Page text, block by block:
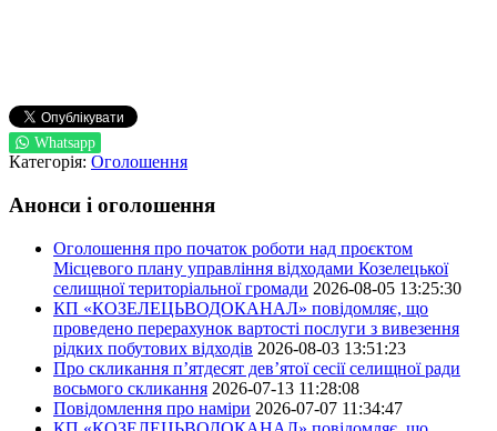
Whatsapp
Категорія: Оголошення
Анонси і оголошення
Оголошення про початок роботи над проєктом
Місцевого плану управління відходами Козелецької
селищної територіальної громади 2026-08-05 13:25:30
КП «КОЗЕЛЕЦЬВОДОКАНАЛ» повідомляє, що
проведено перерахунок вартості послуги з вивезення
рідких побутових відходів 2026-08-03 13:51:23
Про скликання п’ятдесят дев’ятої сесії селищної ради
восьмого скликання 2026-07-13 11:28:08
Повідомлення про наміри 2026-07-07 11:34:47